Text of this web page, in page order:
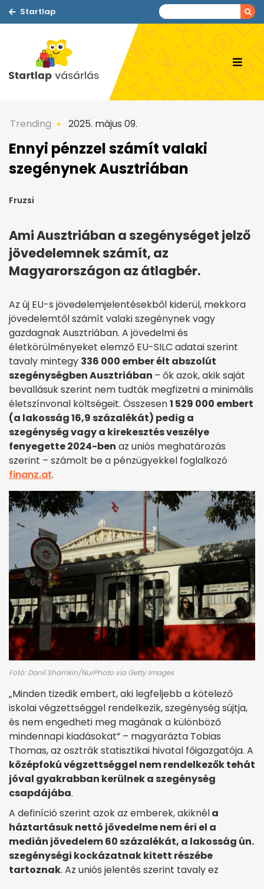
Startlap
Trending 2025. május 09.
Ennyi pénzzel számít valaki
szegénynek Ausztriában
Fruzsi
Ami Ausztriában a szegénységet jelző
jövedelemnek számít, az
Magyarországon az átlagbér.
Az új EU-s jövedelemjelentésekből kiderül, mekkora
jövedelemtől számít valaki szegénynek vagy
gazdagnak Ausztriában. A jövedelmi és
életkörülményeket elemző EU-SILC adatai szerint
tavaly mintegy 336 000 ember élt abszolút
szegénységben Ausztriában – ők azok, akik saját
bevallásuk szerint nem tudták megfizetni a minimális
életszínvonal költségeit. Összesen1 529 000 embert
(a lakosság 16,9 százalékát) pedig a
szegénység vagy a kirekesztés veszélye
fenyegette 2024-ben az uniós meghatározás
szerint – számolt be a pénzügyekkel foglalkozó
finanz.at.
Fotó: Danil Shamkin/NurPhoto via Getty Images
„Minden tizedik embert, aki legfeljebb a kötelező
iskolai végzettséggel rendelkezik, szegénység sújtja,
és nem engedheti meg magának a különböző
mindennapi kiadásokat” – magyarázta Tobias
Thomas, az osztrák statisztikai hivatal főigazgatója. A
középfokú végzettséggel nem rendelkezők tehát
jóval gyakrabban kerülnek a szegénység
csapdájába.
A definíció szerint azok az emberek, akiknéla
háztartásuk nettó jövedelme nem éri el a
medián jövedelem 60 százalékát, a lakosság ún.
szegénységi kockázatnak kitett részébe
tartoznak. Az uniós jelentés szerint tavaly ez